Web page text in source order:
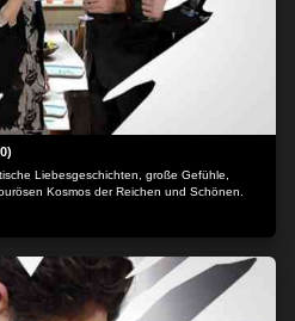
Liebesgeschichten, große Gefühle,
Kosmos der Reichen und Schönen.